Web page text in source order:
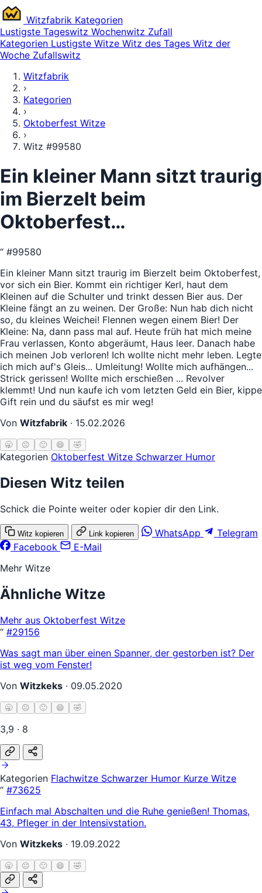
Witzfabrik Kategorien
Lustigste Tageswitz Wochenwitz Zufall
Kategorien Lustigste Witze Witz des Tages Witz der
Woche Zufallswitz
Witzfabrik
›
Kategorien
›
Oktoberfest Witze
›
Witz #99580
Ein kleiner Mann sitzt traurig
im Bierzelt beim
Oktoberfest…
“ #99580
Ein kleiner Mann sitzt traurig im Bierzelt beim Oktoberfest,
vor sich ein Bier. Kommt ein richtiger Kerl, haut dem
Kleinen auf die Schulter und trinkt dessen Bier aus. Der
Kleine fängt an zu weinen. Der Große: Nun hab dich nicht
so, du kleines Weichei! Flennen wegen einem Bier! Der
Kleine: Na, dann pass mal auf. Heute früh hat mich meine
Frau verlassen, Konto abgeräumt, Haus leer. Danach habe
ich meinen Job verloren! Ich wollte nicht mehr leben. Legte
ich mich auf's Gleis... Umleitung! Wollte mich aufhängen...
Strick gerissen! Wollte mich erschießen ... Revolver
klemmt! Und nun kaufe ich vom letzten Geld ein Bier, kippe
Gift rein und du säufst es mir weg!
Von Witzfabrik · 15.02.2026
🥱 😐 🙂 😄 🤣
Kategorien Oktoberfest Witze Schwarzer Humor
Diesen Witz teilen
Schick die Pointe weiter oder kopier dir den Link.
Witz kopieren Link kopieren WhatsApp
Telegram
Facebook
E-Mail
Mehr Witze
Ähnliche Witze
Mehr aus Oktoberfest Witze
“ #29156
Was sagt man über einen Spanner, der gestorben ist? Der
ist weg vom Fenster!
Von Witzkeks · 09.05.2020
🥱 😐 🙂 😄 🤣
3,9 · 8
Kategorien Flachwitze Schwarzer Humor Kurze Witze
“ #73625
Einfach mal Abschalten und die Ruhe genießen! Thomas,
43, Pfleger in der Intensivstation.
Von Witzkeks · 19.09.2022
🥱 😐 🙂 😄 🤣